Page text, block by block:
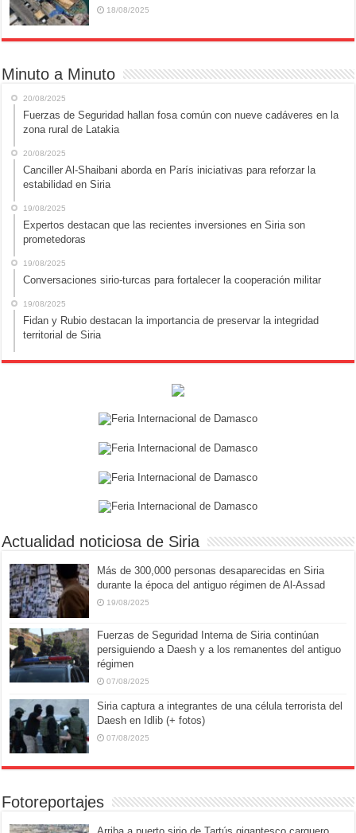
18/08/2025
Minuto a Minuto
20/08/2025
Fuerzas de Seguridad hallan fosa común con nueve cadáveres en la
zona rural de Latakia
20/08/2025
Canciller Al-Shaibani aborda en París iniciativas para reforzar la
estabilidad en Siria
19/08/2025
Expertos destacan que las recientes inversiones en Siria son
prometedoras
19/08/2025
Conversaciones sirio-turcas para fortalecer la cooperación militar
19/08/2025
Fidan y Rubio destacan la importancia de preservar la integridad
territorial de Siria
Actualidad noticiosa de Siria
Más de 300,000 personas desaparecidas en Siria
durante la época del antiguo régimen de Al-Assad
19/08/2025
Fuerzas de Seguridad Interna de Siria continúan
persiguiendo a Daesh y a los remanentes del antiguo
régimen
07/08/2025
Siria captura a integrantes de una célula terrorista del
Daesh en Idlib (+ fotos)
07/08/2025
Fotoreportajes